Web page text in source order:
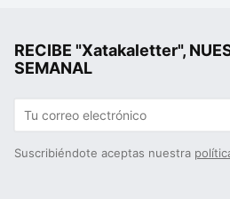
RECIBE "Xatakaletter",
SEMANAL
Suscribiéndote aceptas nuestra